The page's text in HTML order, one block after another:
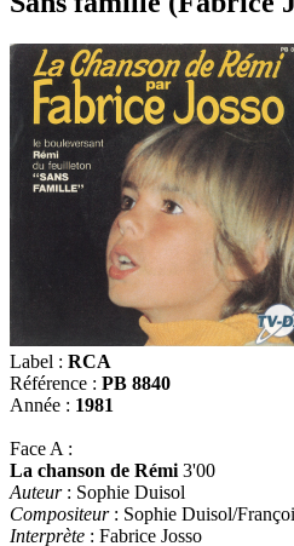
Label : RCA
Référence : PB 8840
Année : 1981
Face A :
La chanson de Rémi 3'00
Auteur: Sophie Duisol
Compositeur: Sophie Duisol/
Interprète : Fabrice Josso